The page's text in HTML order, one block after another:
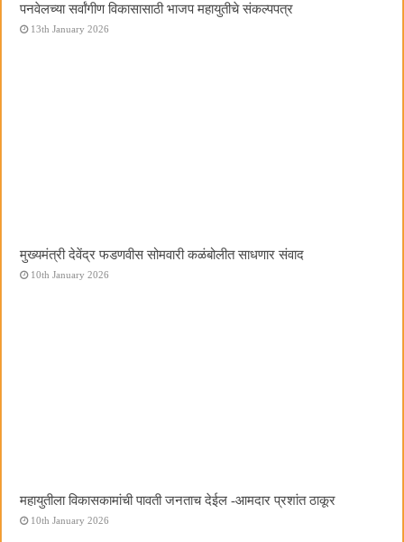
पनवेलच्या सर्वांगीण विकासासाठी भाजप महायुतीचे संकल्पपत्र
13th January 2026
मुख्यमंत्री देवेंद्र फडणवीस सोमवारी कळंबोलीत साधणार संवाद
10th January 2026
महायुतीला विकासकामांची पावती जनताच देईल -आमदार प्रशांत ठाकूर
10th January 2026